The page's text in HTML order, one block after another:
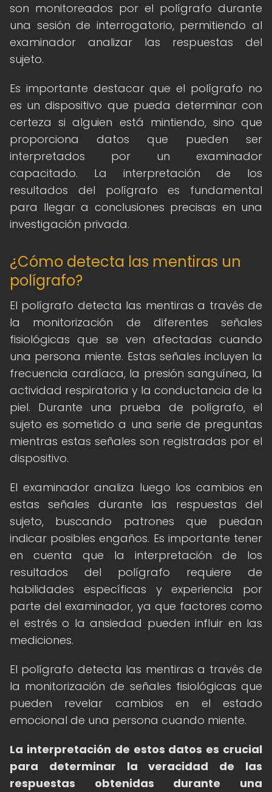
son monitoreados por el polígrafo durante
una sesión de interrogatorio, permitiendo al
examinador analizar las respuestas del
sujeto.
Es importante destacar que el polígrafo no
es un dispositivo que pueda determinar con
certeza si alguien está mintiendo, sino que
proporciona datos que pueden ser
interpretados por un examinador
capacitado. La interpretación de los
resultados del polígrafo es fundamental
para llegar a conclusiones precisas en una
investigación privada.
¿Cómo detecta las mentiras un
polígrafo?
El polígrafo detecta las mentiras a través de
la monitorización de diferentes señales
fisiológicas que se ven afectadas cuando
una persona miente. Estas señales incluyen la
frecuencia cardíaca, la presión sanguínea, la
actividad respiratoria y la conductancia de la
piel. Durante una prueba de polígrafo, el
sujeto es sometido a una serie de preguntas
mientras estas señales son registradas por el
dispositivo.
El examinador analiza luego los cambios en
estas señales durante las respuestas del
sujeto, buscando patrones que puedan
indicar posibles engaños. Es importante tener
en cuenta que la interpretación de los
resultados del polígrafo requiere de
habilidades específicas y experiencia por
parte del examinador, ya que factores como
el estrés o la ansiedad pueden influir en las
mediciones.
El polígrafo detecta las mentiras a través de
la monitorización de señales fisiológicas que
pueden revelar cambios en el estado
emocional de una persona cuando miente.
La interpretación de estos datos es crucial
para determinar la veracidad de las
respuestas obtenidas durante una